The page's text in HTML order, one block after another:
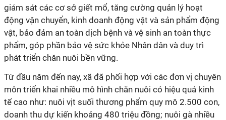
giám sát các cơ sở giết mổ, tăng cường quản lý hoạt
động vận chuyển, kinh doanh động vật và sản phẩm động
vật, bảo đảm an toàn dịch bệnh và vệ sinh an toàn thực
phẩm, góp phần bảo vệ sức khỏe Nhân dân và duy trì
phát triển chăn nuôi bền vững.
Từ đầu năm đến nay, xã đã phối hợp với các đơn vị chuyên
môn triển khai nhiều mô hình chăn nuôi có hiệu quả kinh
tế cao như: nuôi vịt suối thương phẩm quy mô 2.500 con,
doanh thu dự kiến khoảng 480 triệu đồng; nuôi gà nhiều